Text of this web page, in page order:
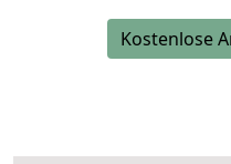
Kostenlose